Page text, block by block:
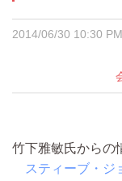
2014/06/30 10:30 PM
竹下雅敏氏からの
スティーブ・ジ